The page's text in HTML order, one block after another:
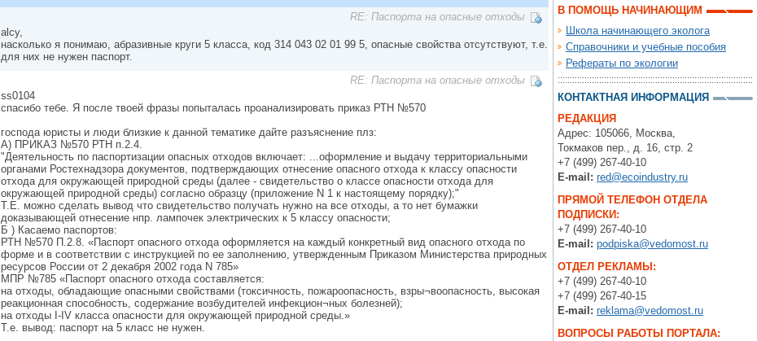
RE: Паспорта на опасные отходы
alcy,
насколько я понимаю, абразивные круги 5 класса, код 314 043 02 01 99 5, опасные свойства отсутствуют, т.е.
для них не нужен паспорт.
RE: Паспорта на опасные отходы
ss0104
спасибо тебе. Я после твоей фразы попыталась проанализировать приказ РТН №570
господа юристы и люди близкие к данной тематике дайте разъяснение плз:
А) ПРИКАЗ №570 РТН п.2.4.
"Деятельность по паспортизации опасных отходов включает: ...оформление и выдачу территориальными
органами Ростехнадзора документов, подтверждающих отнесение опасного отхода к классу опасности
отхода для окружающей природной среды (далее - свидетельство о классе опасности отхода для
окружающей природной среды) согласно образцу (приложение N 1 к настоящему порядку);"
Т.Е. можно сделать вывод что свидетельство получать нужно на все отходы, а то нет бумажки
доказывающей отнесение нпр. лампочек электрических к 5 классу опасности;
Б ) Касаемо паспортов:
РТН №570 П.2.8. «Паспорт опасного отхода оформляется на каждый конкретный вид опасного отхода по
форме и в соответствии с инструкцией по ее заполнению, утвержденным Приказом Министерства природных
ресурсов России от 2 декабря 2002 года N 785»
МПР №785 «Паспорт опасного отхода составляется:
на отходы, обладающие опасными свойствами (токсичность, пожароопасность, взры¬воопасность, высокая
реакционная способность, содержание возбудителей инфекцион¬ных болезней);
на отходы I-IV класса опасности для окружающей природной среды.»
Т.е. вывод: паспорт на 5 класс не нужен.
В ПОМОЩЬ НАЧИНАЮЩИМ
Школа начинающего эколога
Справочники и учебные пособия
Рефераты по экологии
КОНТАКТНАЯ ИНФОРМАЦИЯ
РЕДАКЦИЯ
Адрес: 105066, Москва,
Токмаков пер., д. 16, стр. 2
+7 (499) 267-40-10
E-mail: red@ecoindustry.ru
ПРЯМОЙ ТЕЛЕФОН ОТДЕЛА
ПОДПИСКИ:
+7 (499) 267-40-10
E-mail: podpiska@vedomost.ru
ОТДЕЛ РЕКЛАМЫ:
+7 (499) 267-40-10
+7 (499) 267-40-15
E-mail: reklama@vedomost.ru
ВОПРОСЫ РАБОТЫ ПОРТАЛА: